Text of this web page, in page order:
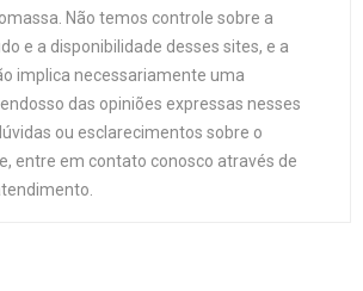
Não temos controle sobre a
e a disponibilidade desses sites, e a
implica necessariamente uma
das opiniões expressas nesses
ou esclarecimentos sobre o
entre em contato conosco através de